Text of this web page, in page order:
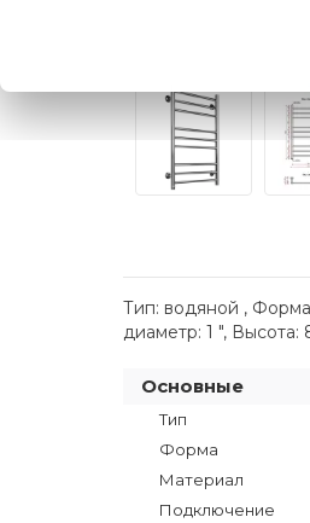
Тип: водяной ,
диаметр: 1 ",
Основные
Тип
Форма
Материал
Подключение